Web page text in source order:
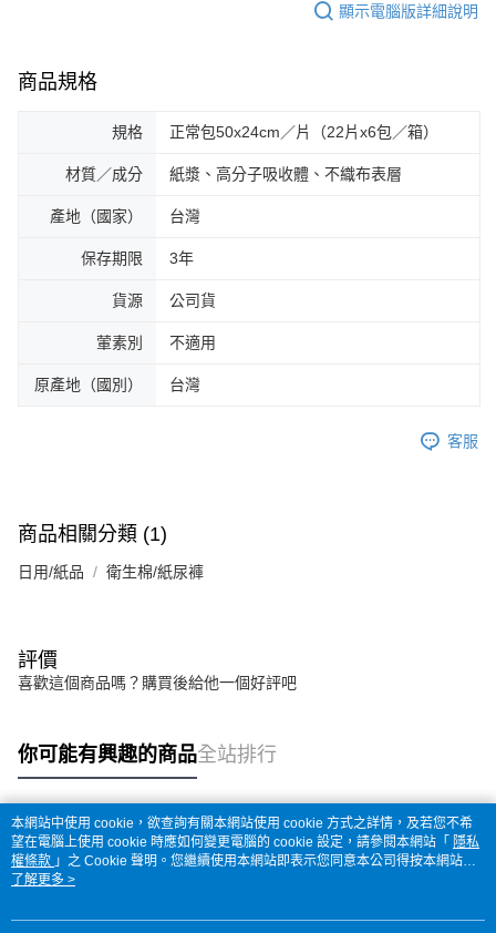
顯示電腦版詳細說明
商品規格
規格 正常包50x24cm／片（22片x6包／箱）
材質／成分 紙漿、高分子吸收體、不織布表層
產地（國家） 台灣
保存期限 3年
貨源 公司貨
葷素別 不適用
原產地（國別） 台灣
客服
商品相關分類 (1)
日用/紙品 衛生棉/紙尿褲
評價
喜歡這個商品嗎？購買後給他一個好評吧
你可能有興趣的商品全站排行
熱門標籤
本網站中使用 cookie，欲查詢有關本網站使用 cookie 方式之詳情，及若您不希
望在電腦上使用 cookie 時應如何變更電腦的 cookie 設定，請參閱本網站「 隱私
權條款 」之 Cookie 聲明。您繼續使用本網站即表示您同意本公司得按本網站使
用條款之 Cookie 聲明使用 cookie。
了解更多 >